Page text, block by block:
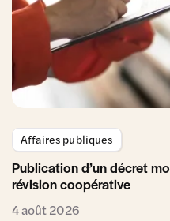
Affaires publiques
Publication d’un décret
révision coopérative
4 août 2026